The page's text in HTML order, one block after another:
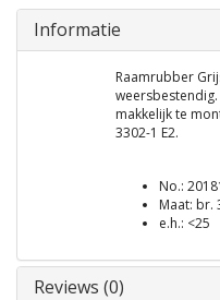
Informatie
Raamrubber
makkelijk te
3302-1 E2.
No.:
Maat: br.
e.h.: <25
Reviews (0)